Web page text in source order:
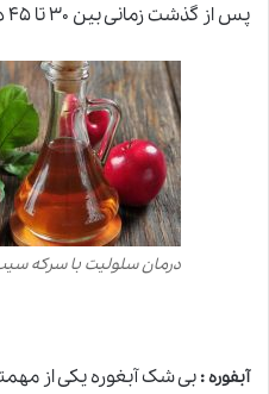
پس از گذشت زمانی بین ۳۰ تا ۴۵ دقیقه شستشو کنید.
درمان سلولیت با سرکه
آبفوره:بی شک آبغوره یکی از